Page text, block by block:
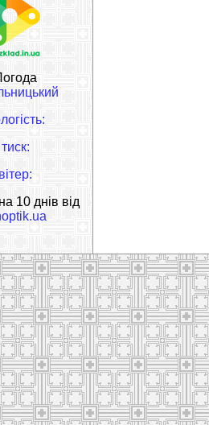
тиск:
вітер:
10 днів від